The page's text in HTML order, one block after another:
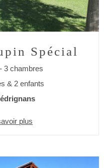
Spécial
3 chambres
& 2 enfants
plus